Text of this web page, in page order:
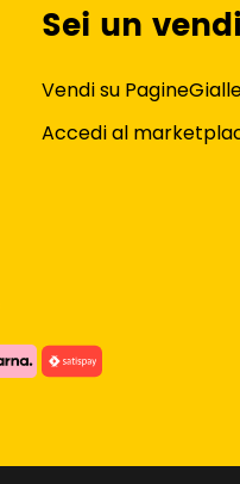
Sei un
Vendi su
Accedi al